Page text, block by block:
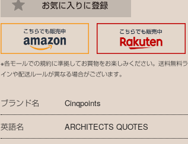
※各モールでの規約に準拠してお買物をお楽しみください。送料無料ラ
インや配送ルールが異なる場合がございます。
ブランド名 Cinqpoints
英語名 ARCHITECTS QUOTES